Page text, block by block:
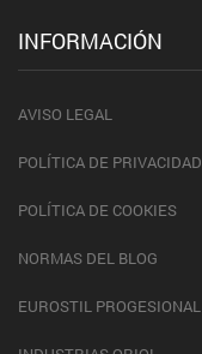
INFORMACIÓN
AVISO LEGAL
POLÍTICA DE PRIVACIDAD
POLÍTICA DE COOKIES
NORMAS DEL BLOG
EUROSTIL PROGESIONAL